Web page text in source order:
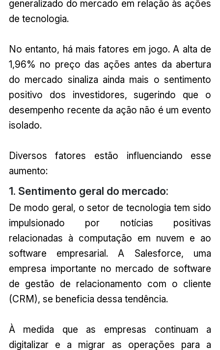
generalizado do mercado em relação às ações
de tecnologia.
No entanto, há mais fatores em jogo. A alta de
1,96% no preço das ações antes da abertura
do mercado sinaliza ainda mais o sentimento
positivo dos investidores, sugerindo que o
desempenho recente da ação não é um evento
isolado.
Diversos fatores estão influenciando esse
aumento:
1. Sentimento geral do mercado:
De modo geral, o setor de tecnologia tem sido
impulsionado por notícias positivas
relacionadas à computação em nuvem e ao
software empresarial. A Salesforce, uma
empresa importante no mercado de software
de gestão de relacionamento com o cliente
(CRM), se beneficia dessa tendência.
À medida que as empresas continuam a
digitalizar e a migrar as operações para a